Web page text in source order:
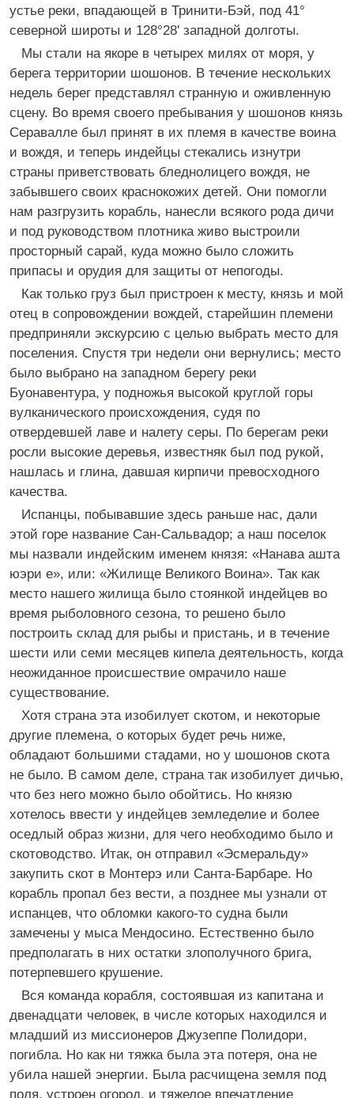
устье реки, впадающей в Тринити-Бэй, под 41°
северной широты и 128°28' западной долготы.
Мы стали на якоре в четырех милях от моря, у
берега территории шошонов. В течение нескольких
недель берег представлял странную и оживленную
сцену. Во время своего пребывания у шошонов князь
Серавалле был принят в их племя в качестве воина
и вождя, и теперь индейцы стекались изнутри
страны приветствовать бледнолицего вождя, не
забывшего своих краснокожих детей. Они помогли
нам разгрузить корабль, нанесли всякого рода дичи
и под руководством плотника живо выстроили
просторный сарай, куда можно было сложить
припасы и орудия для защиты от непогоды.
Как только груз был пристроен к месту, князь и мой
отец в сопровождении вождей, старейшин племени
предприняли экскурсию с целью выбрать место для
поселения. Спустя три недели они вернулись; место
было выбрано на западном берегу реки
Буонавентура, у подножья высокой круглой горы
вулканического происхождения, судя по
отвердевшей лаве и налету серы. По берегам реки
росли высокие деревья, известняк был под рукой,
нашлась и глина, давшая кирпичи превосходного
качества.
Испанцы, побывавшие здесь раньше нас, дали
этой горе название Сан-Сальвадор; а наш поселок
мы назвали индейским именем князя: «Нанава ашта
юэри е», или: «Жилище Великого Воина». Так как
место нашего жилища было стоянкой индейцев во
время рыболовного сезона, то решено было
построить склад для рыбы и пристань, и в течение
шести или семи месяцев кипела деятельность, когда
неожиданное происшествие омрачило наше
существование.
Хотя страна эта изобилует скотом, и некоторые
другие племена, о которых будет речь ниже,
обладают большими стадами, но у шошонов скота
не было. В самом деле, страна так изобилует дичью,
что без него можно было обойтись. Но князю
хотелось ввести у индейцев земледелие и более
оседлый образ жизни, для чего необходимо было и
скотоводство. Итак, он отправил «Эсмеральду»
закупить скот в Монтерэ или Санта-Барбаре. Но
корабль пропал без вести, а позднее мы узнали от
испанцев, что обломки какого-то судна были
замечены у мыса Мендосино. Естественно было
предполагать в них остатки злополучного брига,
потерпевшего крушение.
Вся команда корабля, состоявшая из капитана и
двенадцати человек, в числе которых находился и
младший из миссионеров Джузеппе Полидори,
погибла. Но как ни тяжка была эта потеря, она не
убила нашей энергии. Была расчищена земля под
поля, устроен огород, и тяжелое впечатление